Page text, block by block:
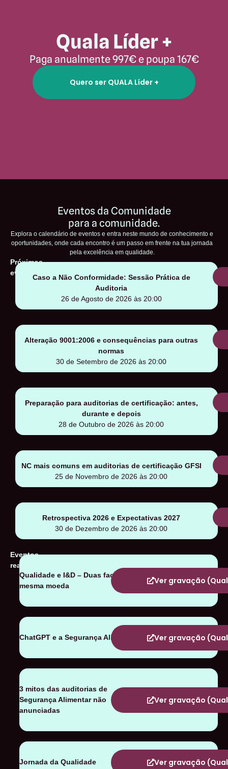
Quala Líder +
Paga anualmente 997€ e poupa 167€
Quero ser QUALA Líder +
Eventos da Comunidade
para a comunidade.
Explora o calendário de eventos e entra neste mundo de conhecimento e
oportunidades, onde cada encontro é um passo em frente na tua jornada
pela excelência em qualidade.
Próximos
eventos
Caso a Não Conformidade: Sessão Prática de
Auditoria
26 de Agosto de 2026 às 20:00
Alteração 9001:2006 e consequências para outras
normas
30 de Setembro de 2026 às 20:00
Preparação para auditorias de certificação: antes,
durante e depois
28 de Outubro de 2026 às 20:00
NC mais comuns em auditorias de certificação GFSI
25 de Novembro de 2026 às 20:00
Retrospectiva 2026 e Expectativas 2027
30 de Dezembro de 2026 às 20:00
Eventos
realizados
Qualidade e I&D – Duas faces da
mesma moeda
Ver gravação
ChatGPT e a Segurança Alimentar Ver gravação
3 mitos das auditorias de
Segurança Alimentar não
anunciadas
Ver gravação
Jornada da Qualidade Ver gravação